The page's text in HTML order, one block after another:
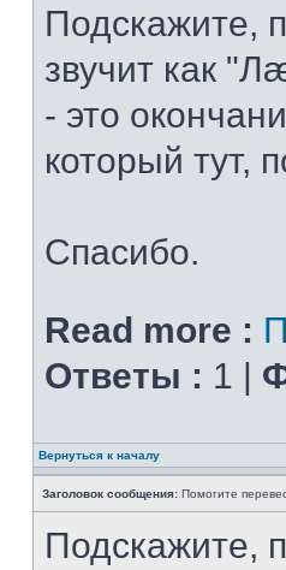
Подскажите,
звучит как
- это
который тут,
Спасибо.
Read more :
Ответы : 1 |
Вернуться к началу
Заголовок сообщения: Помогите
Подскажите,